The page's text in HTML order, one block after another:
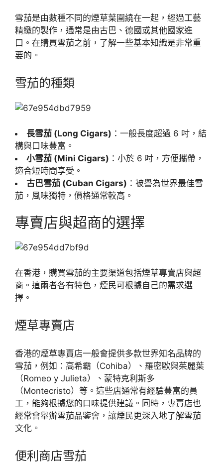
雪茄是由數種不同的煙草葉圍繞在一起，經過工藝
精緻的製作，通常是由古巴、德國或其他國家進
口。在購買雪茄之前，了解一些基本知識是非常重
要的。
雪茄的種類
長雪茄 (Long Cigars) ：一般長度超過 6 吋，結
構與口味豐富。
小雪茄 (Mini Cigars) ：小於 6 吋，方便攜帶，
適合短時間享受。
古巴雪茄 (Cuban Cigars) ：被譽為世界最佳雪
茄，風味獨特，價格通常較高。
專賣店與超商的選擇
在香港，購買雪茄的主要渠道包括煙草專賣店與超
商。這兩者各有特色，煙民可根據自己的需求選
擇。
煙草專賣店
香港的煙草專賣店一般會提供多款世界知名品牌的
雪茄，例如：高希霸（Cohiba）、羅密歐與茱麗葉
（Romeo y Julieta）、蒙特克利斯多
（Montecristo）等。這些店通常有經驗豐富的員
工，能夠根據您的口味提供建議。同時，專賣店也
經常會舉辦雪茄品鑒會，讓煙民更深入地了解雪茄
文化。
便利商店雪茄